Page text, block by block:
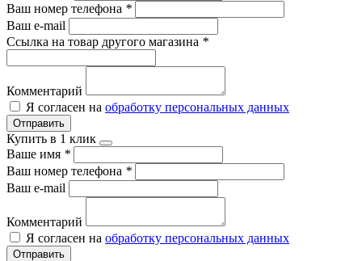
Ваш номер телефона *
Ваш e-mail
Ссылка на товар другого магазина *
Комментарий
Я согласен на обработку персональных данных
Отправить
Купить в 1 клик
Ваше имя *
Ваш номер телефона *
Ваш e-mail
Комментарий
Я согласен на обработку персональных данных
Отправить